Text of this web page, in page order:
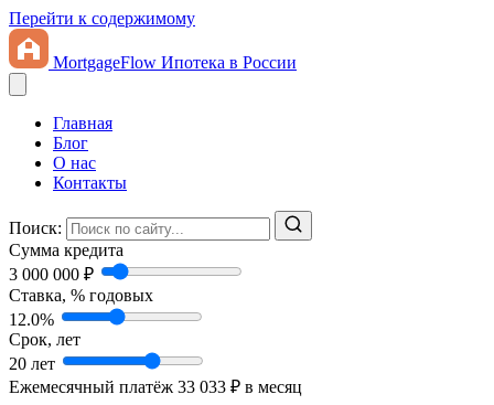
Перейти к содержимому
MortgageFlow Ипотека в России
Главная
Блог
О нас
Контакты
Поиск:
Сумма кредита
3 000 000 ₽
Ставка, % годовых
12.0%
Срок, лет
20 лет
Ежемесячный платёж 33 033 ₽ в месяц